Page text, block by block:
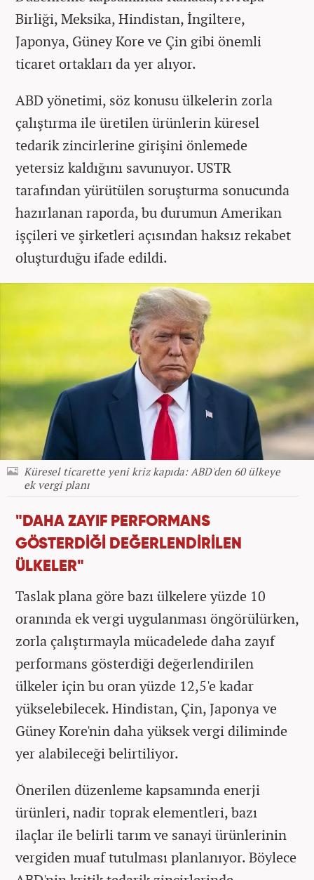
Birliği, Meksika, Hindistan, İngiltere,
Japonya, Güney Kore ve Çin gibi önemli
ticaret ortakları da yer alıyor.
ABD yönetimi, söz konusu ülkelerin zorla
çalıştırma ile üretilen ürünlerin küresel
tedarik zincirlerine girişini önlemede
yetersiz kaldığını savunuyor. USTR
tarafından yürütülen soruşturma sonucunda
hazırlanan raporda, bu durumun Amerikan
işçileri ve şirketleri açısından haksız rekabet
oluşturduğu ifade edildi.
Küresel ticarette yeni kriz kapıda: ABD'den 60 ülkeye
ek vergi planı
"DAHA ZAYIF PERFORMANS
GÖSTERDİĞİ DEĞERLENDİRİLEN
ÜLKELER"
Taslak plana göre bazı ülkelere yüzde 10
oranında ek vergi uygulanması öngörülürken,
zorla çalıştırmayla mücadelede daha zayıf
performans gösterdiği değerlendirilen
ülkeler için bu oran yüzde 12,5'e kadar
yükselebilecek. Hindistan, Çin, Japonya ve
Güney Kore'nin daha yüksek vergi diliminde
yer alabileceği belirtiliyor.
Önerilen düzenleme kapsamında enerji
ürünleri, nadir toprak elementleri, bazı
ilaçlar ile belirli tarım ve sanayi ürünlerinin
vergiden muaf tutulması planlanıyor. Böylece